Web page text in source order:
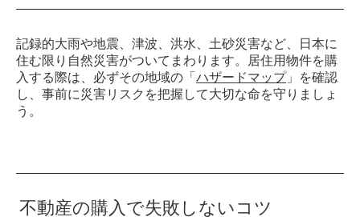
記録的大雨や地震、津波、洪水、土砂災害など、日本に
住む限り自然災害がついてまわります。居住用物件を購
入する際は、必ずその地域の「 ハザードマップ」を確認
し、事前に災害リスクを把握して大切な命を守りましょ
う。
不動産の購入で失敗しないコツ